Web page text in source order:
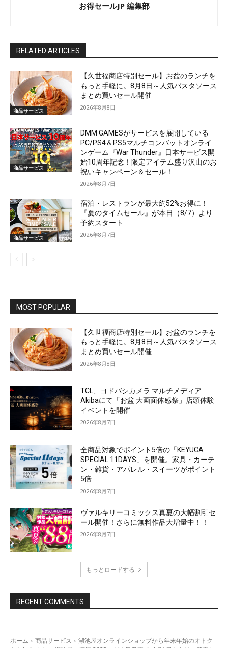
お得セールJP 編集部
RELATED ARTICLES
商品サービス
【久世福商店特別セール】お盆のランチを
もっと手軽に。8月8日～人気パスタソース
まとめ買いセール開催
2026年8月8日
商品サービス
DMM GAMESがサービスを展開している
PC/PS4＆PS5マルチコンバットオンライ
ンゲーム『War Thunder』日本サービス開
始10周年記念！限定アイテム盛り沢山のお
祝いキャンペーン＆セール！
2026年8月7日
商品サービス
宿泊・レストランが最大約52%お得に！
『夏のタイムセール』が本日（8/7）より
予約スタート
2026年8月7日
MOST POPULAR
【久世福商店特別セール】お盆のランチを
もっと手軽に。8月8日～人気パスタソース
まとめ買いセール開催
2026年8月8日
TCL、ヨドバシカメラ マルチメディア
Akibaにて「お盆 大画面体感祭」店頭体験
イベントを開催
2026年8月7日
全商品対象でポイント5倍の「KEYUCA
SPECIAL 11DAYS」を開催。家具・カーテ
ン・雑貨・アパレル・スイーツがポイント
5倍
2026年8月7日
ヴァルキリーコミックス真夏の大幅割引セ
ール開催！さらに無料作品大増量中！！
2026年8月7日
もっとロードする
RECENT COMMENTS